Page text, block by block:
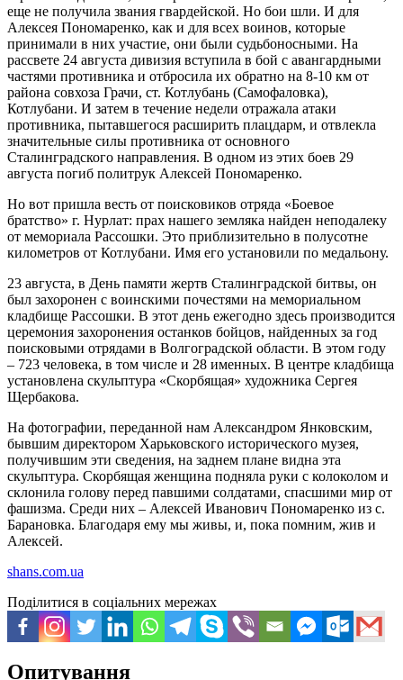
еще не получила звания гвардейской. Но бои шли. И для
Алексея Пономаренко, как и для всех воинов, которые
принимали в них участие, они были судьбоносными. На
рассвете 24 августа дивизия вступила в бой с авангардными
частями противника и отбросила их обратно на 8-10 км от
района совхоза Грачи, ст. Котлубань (Самофаловка),
Котлубани. И затем в течение недели отражала атаки
противника, пытавшегося расширить плацдарм, и отвлекла
значительные силы противника от основного
Сталинградского направления. В одном из этих боев 29
августа погиб политрук Алексей Пономаренко.
Но вот пришла весть от поисковиков отряда «Боевое
братство» г. Нурлат: прах нашего земляка найден неподалеку
от мемориала Рассошки. Это приблизительно в полусотне
километров от Котлубани. Имя его установили по медальону.
23 августа, в День памяти жертв Сталинградской битвы, он
был захоронен с воинскими почестями на мемориальном
кладбище Рассошки. В этот день ежегодно здесь производится
церемония захоронения останков бойцов, найденных за год
поисковыми отрядами в Волгоградской области. В этом году
– 723 человека, в том числе и 28 именных. В центре кладбища
установлена скульптура «Скорбящая» художника Сергея
Щербакова.
На фотографии, переданной нам Александром Янковским,
бывшим директором Харьковского исторического музея,
получившим эти сведения, на заднем плане видна эта
скульптура. Скорбящая женщина подняла руки с колоколом и
склонила голову перед павшими солдатами, спасшими мир от
фашизма. Среди них – Алексей Иванович Пономаренко из с.
Барановка. Благодаря ему мы живы, и, пока помним, жив и
Алексей.
shans.com.ua
Поділитися в соціальних мережах
Опитування